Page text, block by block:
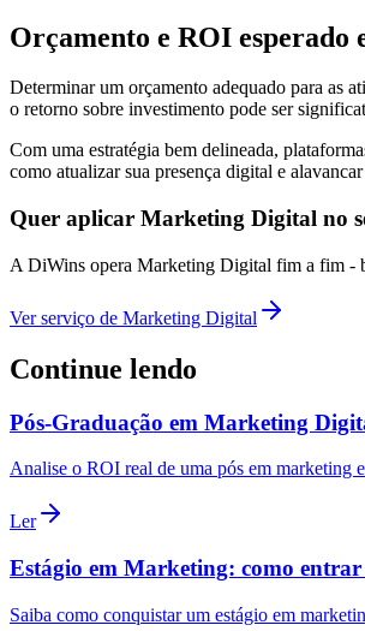
Orçamento e ROI
Determinar um orçamento adequado para as
o retorno sobre investimento pode ser
Com uma estratégia bem delineada,
como atualizar sua presença digital e
Quer aplicar Marketing Digital no
A DiWins opera Marketing Digital fim a fim -
Ver serviço de Marketing Digital
Continue lendo
Pós-Graduação em Marketing
Analise o ROI real de uma pós em marketing
Ler
Estágio em Marketing: como
Saiba como conquistar um estágio em